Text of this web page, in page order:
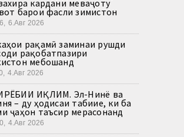
кардани меваҷоту
барои фасли зимистон
6.Авг 2026
рақамӣ заминаи рушди
рақобатпазири
мебошанд
4.Авг 2026
ИҚЛИМ. Эл-Нинё ва
– ду ҳодисаи табиие, ки ба
ҷаҳон таъсир мерасонанд
4.Авг 2026